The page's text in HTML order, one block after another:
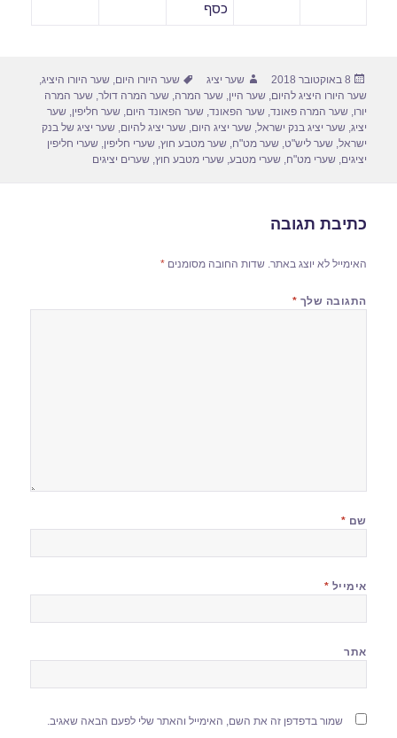
כסף
פורסם
בתאריך
8 באוקטובר 2018 מחבר
שער יציג תגיות
שער היורו היום,שער היורו היציג,
שער היורו היציג להיום,שער היין,שער המרה,שער המרה דולר,שער המרה
יורו,שער המרה פאונד,שער הפאונד,שער הפאונד היום,שער חליפין,שער
יציג,שער יציג בנק ישראל,שער יציג היום,שער יציג להיום,שער יציג של בנק
ישראל,שער ליש"ט,שער מט"ח,שער מטבע חוץ,שערי חליפין,שערי חליפין
יציגים,שערי מט"ח,שערי מטבע,שערי מטבע חוץ,שערים יציגים
כתיבת תגובה
האימייל לא יוצג באתר. שדות החובה מסומנים*
התגובה שלך *
שם *
אימייל *
אתר
שמור בדפדפן זה את השם, האימייל והאתר שלי לפעם הבאה שאגיב.